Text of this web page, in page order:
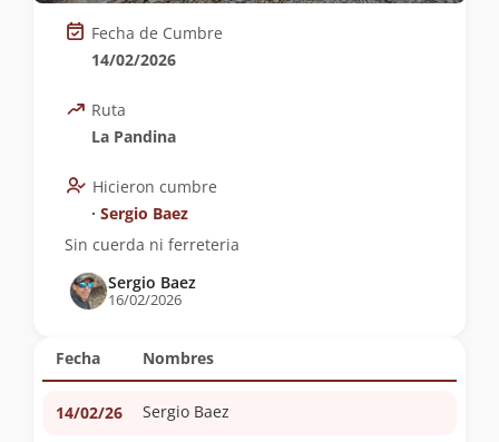
Fecha Nombres
14/02/26 Sergio Baez
Fecha de Cumbre
14/02/2026
Ruta
La Pandina
Hicieron cumbre
∙ Sergio Baez
Sin cuerda ni ferreteria
Sergio Baez
16/02/2026